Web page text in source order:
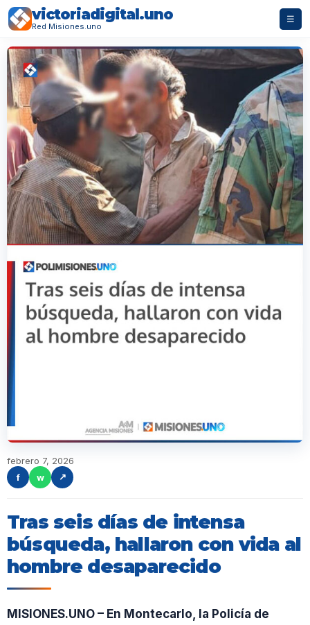
victoriadigital.uno
Red Misiones.uno
☰
febrero 7, 2026
f
w ↗
Tras seis días de intensa
búsqueda, hallaron con vida al
hombre desaparecido
MISIONES.UNO – En Montecarlo, la Policía de